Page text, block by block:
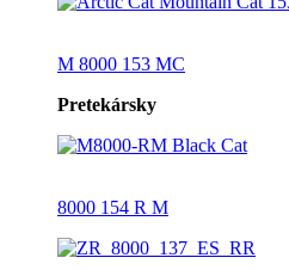
M 8000 153 MC
Pretekársky
8000 154 R M